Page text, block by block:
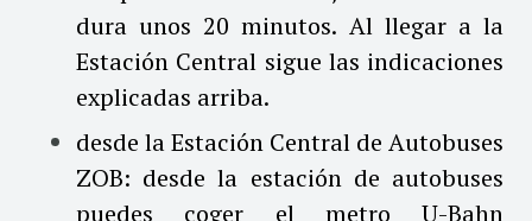
dura unos 20 minutos. Al llegar a la
Estación Central sigue las indicaciones
explicadas arriba.
desde la Estación Central de Autobuses
ZOB: desde la estación de autobuses
puedes coger el metro U-Bahn